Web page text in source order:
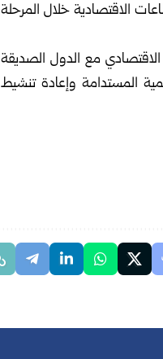
الاقتصادية خلال المرحلة
الاقتصادي مع الدول الصديقة
المستدامة وإعادة تنشيط